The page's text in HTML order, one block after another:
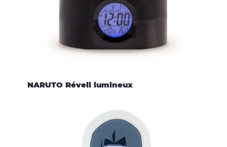
NARUTO Réveil lumineux